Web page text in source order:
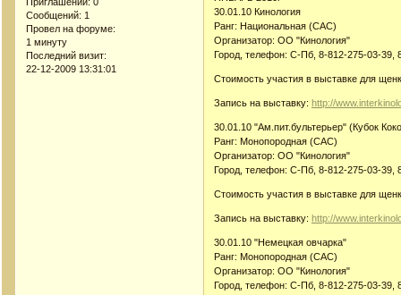
Сообщений: 1
Провел на форуме:
1 минуту
Последний визит:
22-12-2009 13:31:01
30.01.10 Кинология
Ранг: Национальная (CAC)
Организатор: ОО "Кинология"
Город, телефон: С-Пб, 8-812-275-03-39,
Стоимость участия в выставке для
Запись на выставку:http://
30.01.10 "Ам.пит.бультерьер" (Кубок
Ранг: Монопородная (CAC)
Организатор: ОО "Кинология"
Город, телефон: С-Пб, 8-812-275-03-39,
Стоимость участия в выставке для
Запись на выставку:http://
30.01.10 "Немецкая овчарка"
Ранг: Монопородная (CAC)
Организатор: ОО "Кинология"
Город, телефон: С-Пб, 8-812-275-03-39,